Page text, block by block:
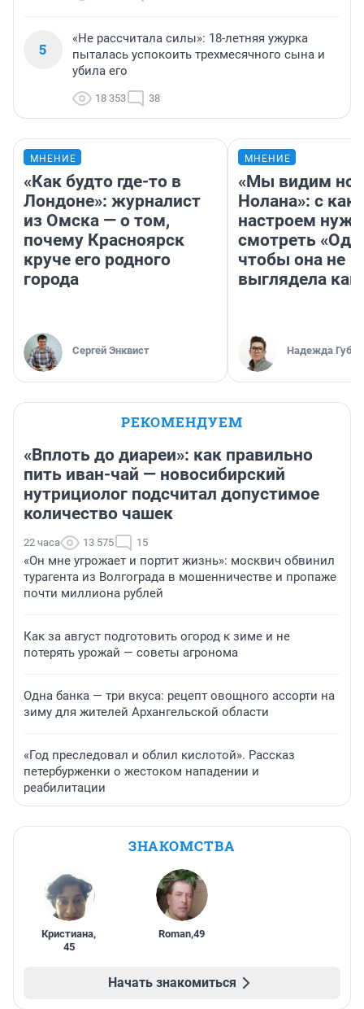
5
«Не рассчитала силы»: 18-летняя ужурка
пыталась успокоить трехмесячного сына и
убила его
18 353 38
МНЕНИЕ
«Как будто где-то в
Лондоне»: журналист
из Омска — о том,
почему Красноярск
круче его родного
города
Сергей Энквист
МНЕНИЕ
«Мы видим
Нолана»: с
настроем
смотреть
чтобы она не
выглядела как
Надежда
РЕКОМЕНДУЕМ
«Вплоть до диареи»: как правильно
пить иван-чай — новосибирский
нутрициолог подсчитал допустимое
количество чашек
22 часа 13 575 15
«Он мне угрожает и портит жизнь»: москвич обвинил
турагента из Волгограда в мошенничестве и пропаже
почти миллиона рублей
Как за август подготовить огород к зиме и не
потерять урожай — советы агронома
Одна банка — три вкуса: рецепт овощного ассорти на
зиму для жителей Архангельской области
«Год преследовал и облил кислотой». Рассказ
петербурженки о жестоком нападении и
реабилитации
ЗНАКОМСТВА
Кристиана,
45
Roman,49
Начать знакомиться